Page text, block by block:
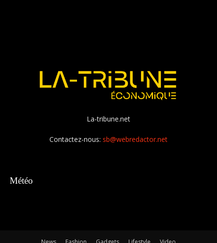
La-tribune.net
Contactez-nous: sb@webredactor.net
Météo